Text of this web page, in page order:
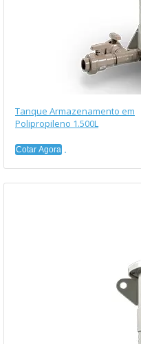
Tanque Armazenamento em
Polipropileno 1.500L
Cotar Agora